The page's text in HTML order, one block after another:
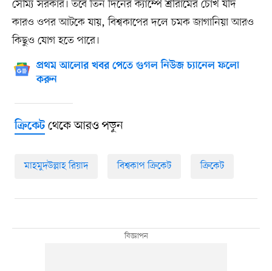
সৌম্য সরকার। তবে তিন দিনের ক্যাম্পে শ্রীরামের চোখ যদি
কারও ওপর আটকে যায়, বিশ্বকাপের দলে চমক জাগানিয়া আরও
কিছুও যোগ হতে পারে।
প্রথম আলোর খবর পেতে গুগল নিউজ চ্যানেল ফলো
করুন
ক্রিকেটথেকে আরও পড়ুন
মাহমুদউল্লাহ রিয়াদ বিশ্বকাপ ক্রিকেট ক্রিকেট